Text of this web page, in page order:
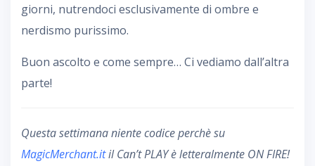
giorni, nutrendoci esclusivamente di ombre e
nerdismo purissimo.
Buon ascolto e come sempre… Ci vediamo dall’altra
parte!
Questa settimana niente codice perchè su
MagicMerchant.itil Can’t PLAY è letteralmente ON FIRE!